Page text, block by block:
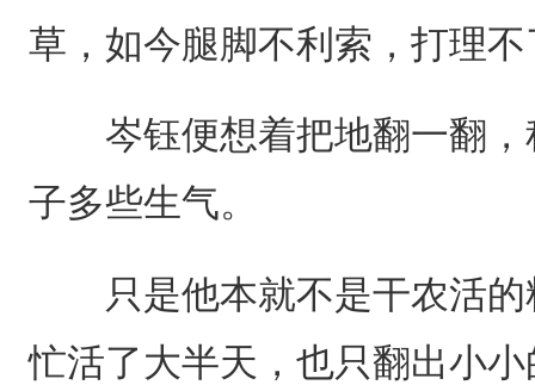
草，如今腿脚不利索，打理不
岑钰便想着把地翻一翻，
子多些生气。
只是他本就不是干农活的
忙活了大半天，也只翻出小